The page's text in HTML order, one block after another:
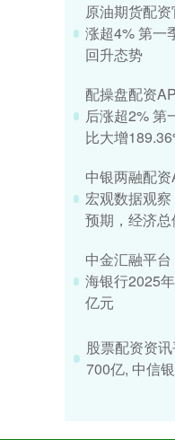
原油期货配
涨超4% 第一
回升态势
配操盘配资
后涨超2% 第
比大增
中银两融配
宏观数据观
预期，经济
中金汇融平
海银行2025
亿元
股票配资资
700亿, 中信